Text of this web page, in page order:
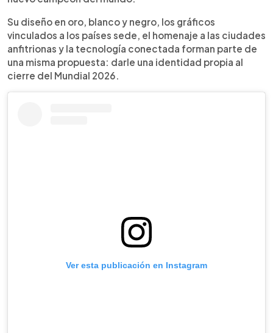
Su diseño en oro, blanco y negro, los gráficos
vinculados a los países sede, el homenaje a las ciudades
anfitrionas y la tecnología conectada forman parte de
una misma propuesta: darle una identidad propia al
cierre del Mundial 2026.
Ver esta publicación en Instagram